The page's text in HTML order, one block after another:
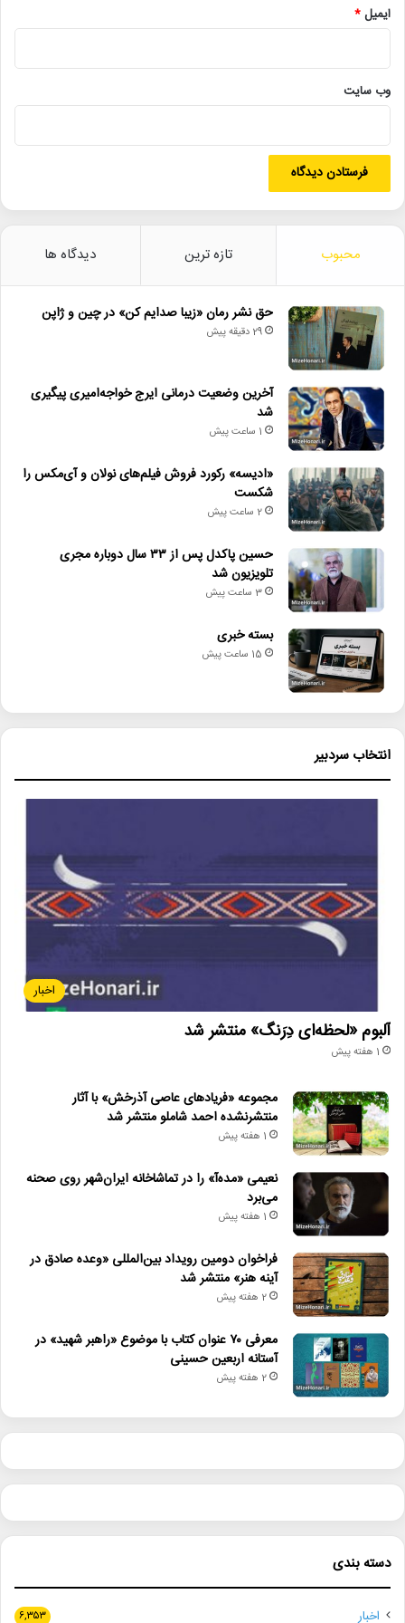
لینک خبر
دیگر خبرها
• بسته خبری
• حق نشر رمان «زیبا صدایم کن» در چین و ژاپن
• آخرین وضعیت درمانی ایرج خواجه‌امیری پیگیری شد
• «ادیسه» رکورد فروش فیلم‌های نولان و آی‌مکس را شکست
• حسین پاکدل پس از ۳۳ سال دوباره مجری تلویزیون شد
• یاسر طالبی داور جشنواره مستند Doker روسیه شد
AlienRomulus
Cinema
بیگانه_رمولوس
ریدلی_اسکات
فده_آلوارز
میزهنری
ایمیل*
وب‌ سایت
محبوب تازه ترین دیدگاه ها
حق نشر رمان «زیبا صدایم کن» در چین و ژاپن
29 دقیقه پیش
آخرین وضعیت درمانی ایرج خواجه‌امیری پیگیری
شد
1 ساعت پیش
«ادیسه» رکورد فروش فیلم‌های نولان و آی‌مکس را
شکست
2 ساعت پیش
حسین پاکدل پس از ۳۳ سال دوباره مجری
تلویزیون شد
3 ساعت پیش
بسته خبری
15 ساعت پیش
انتخاب سردبیر
اخبار
آلبوم «لحظه‌ای دِرَنگ» منتشر شد
1 هفته پیش
مجموعه «فریادهای عاصی آذرخش» با آثار
منتشرنشده احمد شاملو منتشر شد
1 هفته پیش
نعیمی «مده‌آ» را در تماشاخانه ایران‌شهر روی صحنه
می‌برد
1 هفته پیش
فراخوان دومین رویداد بین‌المللی «وعده صادق در
آینه هنر» منتشر شد
2 هفته پیش
معرفی ۷۰ عنوان کتاب با موضوع «راهبر شهید» در
آستانه اربعین حسینی
2 هفته پیش
دسته بندی
اخبار ۶,۳۵۳